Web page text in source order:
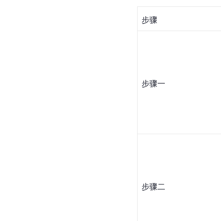
步骤
步骤一
步骤二